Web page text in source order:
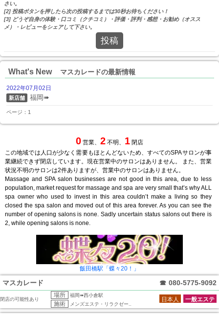
さい。
[2] 投稿ボタンを押したら次の投稿するまでは30秒お待ちください！
[3] どうぞ自身の体験・口コミ（クチコミ）・評価・評判・感想・お勧め（オスス
メ）・レビューをシェアして下さい。
投稿
What's New マスカレードの最新情報
2022年07月02日
新店舗 福岡➠
ページ：1
0 営業、 2 不明、 1 閉店
この地域では人口が少なく需要もほとんどないため、すべてのSPAサロンが事
業継続できず閉店しています。現在営業中のサロンはありません。 また、営業
状況不明のサロンは2件ありますが、営業中のサロンはありません。
Massage and SPA salon businesses are not good in this area, due to less
population, market request for massage and spa are very small that’s why ALL
spa owner who used to invest in this area couldn’t make a living so they
closed the spa salon and moved out of this area forever. As you can see the
number of opening salons is none. Sadly uncertain status salons out there is
2, while opening salons is none.
飯田橋駅「蝶々20！」
マスカレード ☎ 080-5775-9092
閉店の可能性あり
場所 福岡➠西小倉駅
施術 メンズエステ・リラクゼー..
一般エステ
日本人